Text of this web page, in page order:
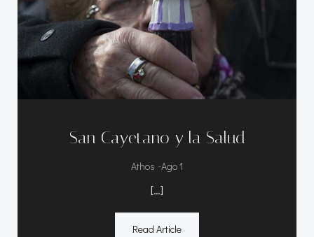
San Cayetano y la Salud
Athos -Ago 1
[…]
Read Article